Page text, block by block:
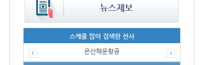
스케줄 많이 검색한 선사
은산해운항공